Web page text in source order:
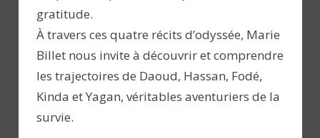
gratitude.
À travers ces quatre récits d’odyssée, Marie
Billet nous invite à découvrir et comprendre
les trajectoires de Daoud, Hassan, Fodé,
Kinda et Yagan, véritables aventuriers de la
survie.